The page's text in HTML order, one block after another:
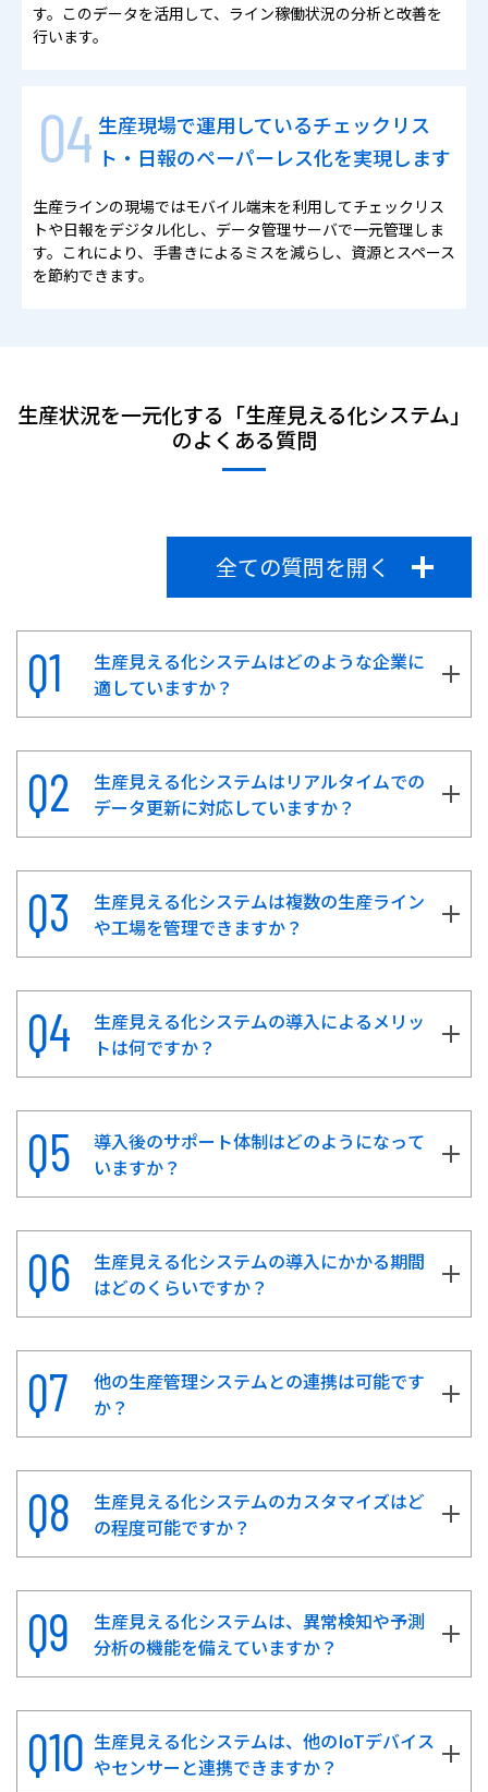
す。このデータを活用して、ライン稼働状況の分析と改善を
行います。
生産現場で運用しているチェックリス
ト・日報のペーパーレス化を実現します
生産ラインの現場ではモバイル端末を利用してチェックリス
トや日報をデジタル化し、データ管理サーバで一元管理しま
す。これにより、手書きによるミスを減らし、資源とスペース
を節約できます。
生産状況を一元化する「生産見える化システム」
のよくある質問
全ての質問を開く
生産見える化システムはどのような企業に
適していますか？
生産見える化システムはリアルタイムでの
データ更新に対応していますか？
生産見える化システムは複数の生産ライン
や工場を管理できますか？
生産見える化システムの導入によるメリッ
トは何ですか？
導入後のサポート体制はどのようになって
いますか？
生産見える化システムの導入にかかる期間
はどのくらいですか？
他の生産管理システムとの連携は可能です
か？
生産見える化システムのカスタマイズはど
の程度可能ですか？
生産見える化システムは、異常検知や予測
分析の機能を備えていますか？
生産見える化システムは、他のIoTデバイス
やセンサーと連携できますか？